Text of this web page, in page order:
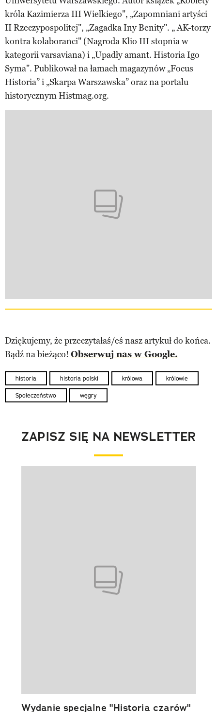
króla Kazimierza III Wielkiego", „Zapomniani artyści
II Rzeczypospolitej", „Zagadka Iny Benity". „ AK-torzy
kontra kolaboranci" (Nagroda Klio III stopnia w
kategorii varsaviana) i „Upadły amant. Historia Igo
Syma". Publikował na łamach magazynów „Focus
Historia” i „Skarpa Warszawska” oraz na portalu
historycznym Histmag.org.
Dziękujemy, że przeczytałaś/eś nasz artykuł do końca.
Bądź na bieżąco! Obserwuj nas w Google.
historia historia polski królowa królowie
Społeczeństwo węgry
ZAPISZ SIĘ NA NEWSLETTER
Wydanie specjalne "Historia czarów"